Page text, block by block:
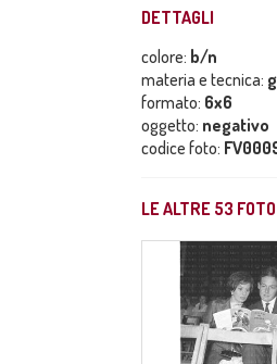
DETTAGLI
colore: b/n
materia e tecnica:
formato: 6x6
oggetto: negativo
codice foto:
LE ALTRE 53